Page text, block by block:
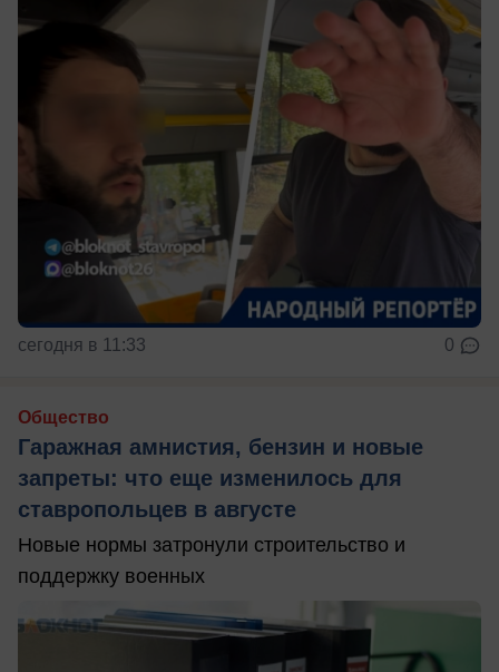
сегодня в 11:33 0
Общество
Гаражная амнистия, бензин и новые
запреты: что еще изменилось для
ставропольцев в августе
Новые нормы затронули строительство и
поддержку военных